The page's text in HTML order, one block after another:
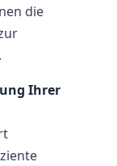
die
Ihrer